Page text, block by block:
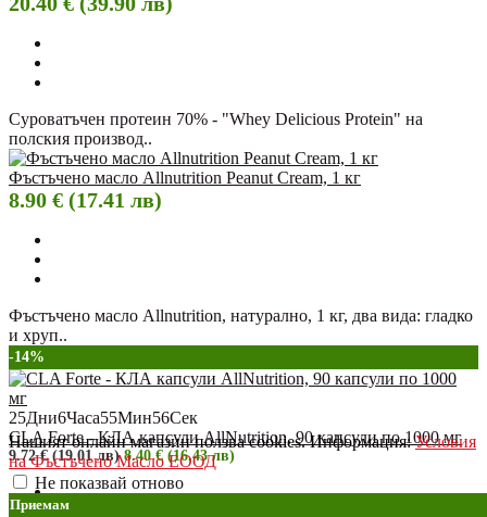
Нашият онлайн магазин ползва cookies. Информация:Условия
на Фъстъчено Масло ЕООД
Не показвай отново
Приемам
Суроватъчен протеин 70% - "Whey Delicious Protein" на
полския производ..
Фъстъчено масло Allnutrition Peanut Cream, 1 кг
8.90 € (17.41 лв)
Фъстъчено масло Allnutrition, натурално, 1 кг, два вида: гладко
и хруп..
-14%
25Дни6Часа55Мин55Сек
CLA Forte - КЛА капсули AllNutrition, 90 капсули по 1000 мг
9.72 € (19.01 лв) 8.40 € (16.43 лв)